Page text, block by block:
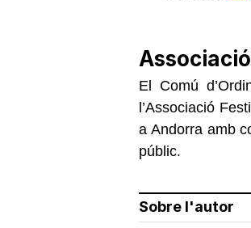
El Comú
l’Associació
a Andorra amb
públic.
Sobre l'autor